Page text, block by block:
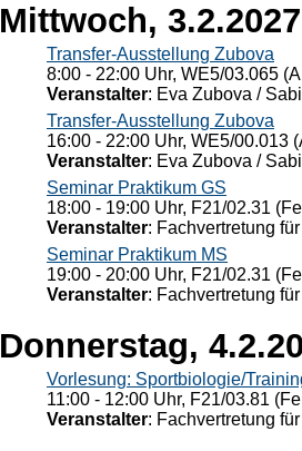
Mittwoch, 3.2.2027
Transfer-Ausstellung Zubova
8:00 - 22:00 Uhr, WE5/03.065
Veranstalter: Eva Zubova /
Transfer-Ausstellung Zubova
16:00 - 22:00 Uhr, WE5/00.013
Veranstalter: Eva Zubova /
Seminar Praktikum GS
18:00 - 19:00 Uhr, F21/02.31
Veranstalter: Fachvertretung
Seminar Praktikum MS
19:00 - 20:00 Uhr, F21/02.31
Veranstalter: Fachvertretung
Donnerstag,
Vorlesung: Sportbiologie/
11:00 - 12:00 Uhr, F21/03.81
Veranstalter: Fachvertretung